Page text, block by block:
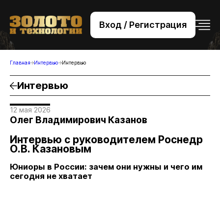
Вход / Регистрация
+7 (495) 221-76-32
bsv@zolteh.ru
Главная Интервью Интервью
Интервью
12 мая 2026
Олег Владимирович Казанов
Интервью с руководителем Роснедр
О.В. Казановым
Юниоры в России: зачем они нужны и чего им
сегодня не хватает